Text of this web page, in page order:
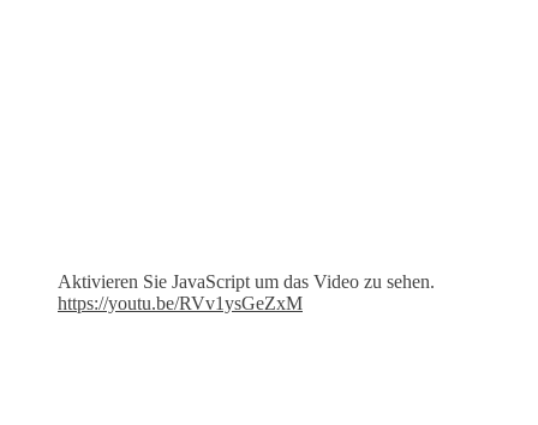
Aktivieren Sie JavaScript um das Video zu sehen.
https://youtu.be/RVv1ysGeZxM